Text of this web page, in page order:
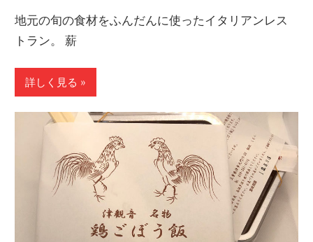
地元の旬の食材をふんだんに使ったイタリアンレス
トラン。 薪
詳しく見る